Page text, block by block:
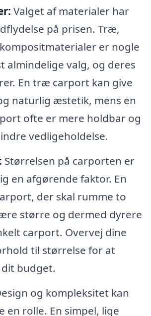
Valget af materialer har
på prisen. Træ,
er nogle
almindelige valg, og deres
En træ carport kan give
naturlig æstetik, mens en
ofte er mere holdbar og
vedligeholdelse.
Størrelsen på carporten er
en afgørende faktor. En
der skal rumme to
større og dermed dyrere
carport. Overvej dine
til størrelse for at
budget.
og kompleksitet kan
en rolle. En simpel, lige